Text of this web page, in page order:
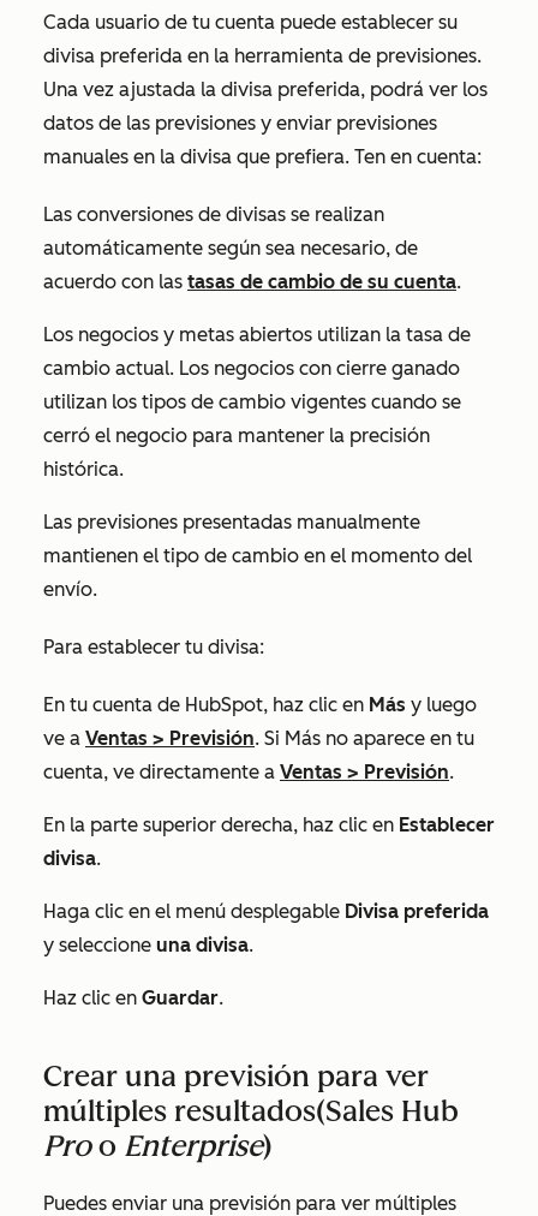
Cada usuario de tu cuenta puede establecer su
divisa preferida en la herramienta de previsiones.
Una vez ajustada la divisa preferida, podrá ver los
datos de las previsiones y enviar previsiones
manuales en la divisa que prefiera. Ten en cuenta:
Las conversiones de divisas se realizan
automáticamente según sea necesario, de
acuerdo con las tasas de cambio de su cuenta.
Los negocios y metas abiertos utilizan la tasa de
cambio actual. Los negocios con cierre ganado
utilizan los tipos de cambio vigentes cuando se
cerró el negocio para mantener la precisión
histórica.
Las previsiones presentadas manualmente
mantienen el tipo de cambio en el momento del
envío.
Para establecer tu divisa:
En tu cuenta de HubSpot, haz clic en Más y luego
ve a Ventas > Previsión. Si Más no aparece en tu
cuenta, ve directamente a Ventas > Previsión.
En la parte superior derecha, haz clic en Establecer
divisa.
Haga clic en el menú desplegable Divisa preferida
y seleccione una divisa.
Haz clic en Guardar.
Crear una previsión para ver
múltiples resultados(Sales Hub
Proo Enterprise)
Puedes enviar una previsión para ver múltiples